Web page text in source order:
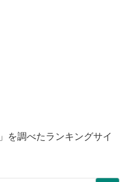
を調べたランキングサイ